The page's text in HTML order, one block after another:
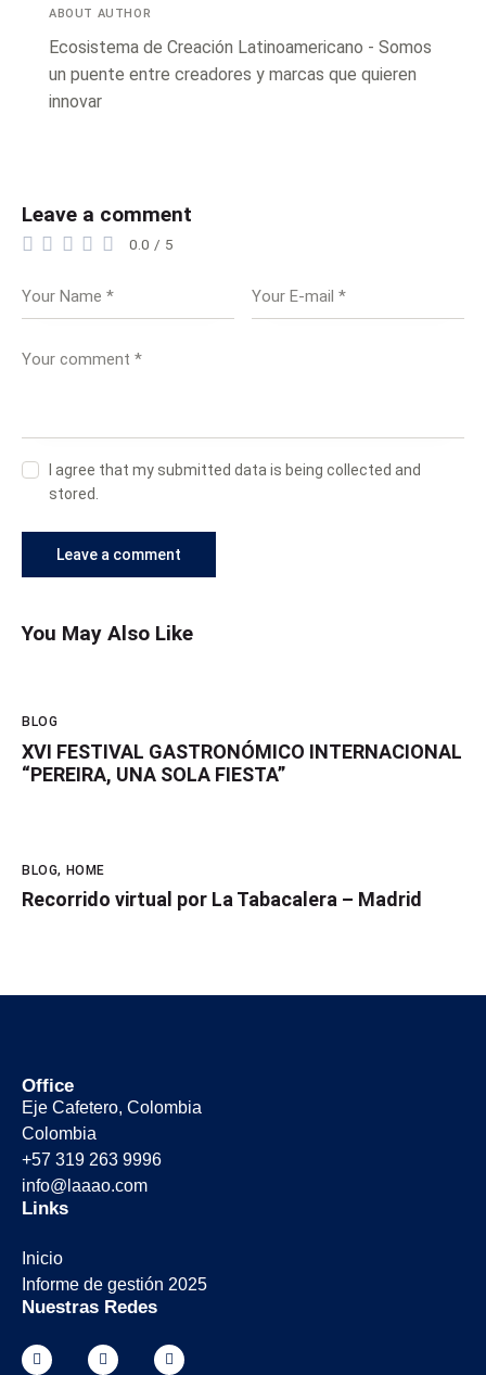
ABOUT AUTHOR
Ecosistema de Creación Latinoamericano - Somos
un puente entre creadores y marcas que quieren
innovar
Leave a comment
0.0 / 5
I agree that my submitted data is being collected and
stored.
You May Also Like
BLOG
XVI FESTIVAL GASTRONÓMICO INTERNACIONAL
“PEREIRA, UNA SOLA FIESTA”
BLOG, HOME
Recorrido virtual por La Tabacalera – Madrid
Office
Eje Cafetero, Colombia
Colombia
+57 319 263 9996
info@laaao.com
Links
Inicio
Informe de gestión 2025
Nuestras Redes